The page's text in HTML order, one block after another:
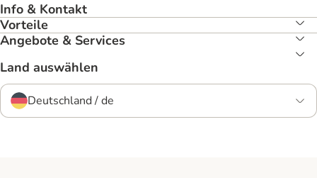
Info & Kontakt
Vorteile
Angebote & Services
Land auswählen
Deutschland / de